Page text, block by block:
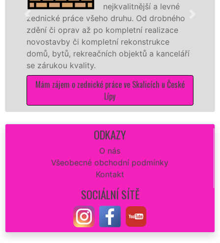
nejkvalitnější a levné
práce všeho druhu. Od drobného
či oprav až po kompletní realizace
či kompletní rekonstrukce
bytů, rekreačních objektů a kanceláří
zárukou kvality.
Mám zájem o zednické práce ve Skalicích u České
ODKAZY
O nás
Všeobecné obchodní podmínky
Kontakt
SOCIÁLNÍ SÍTĚ